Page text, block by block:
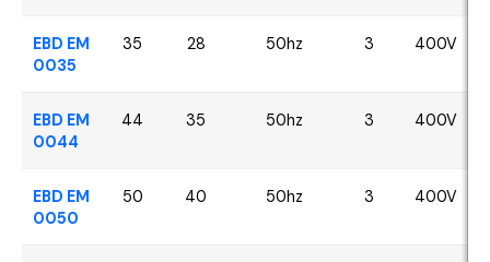
EBD EM
0035
35 28 50hz 3 400V
EBD EM
0044
44 35 50hz 3 400V
EBD EM
0050
50 40 50hz 3 400V